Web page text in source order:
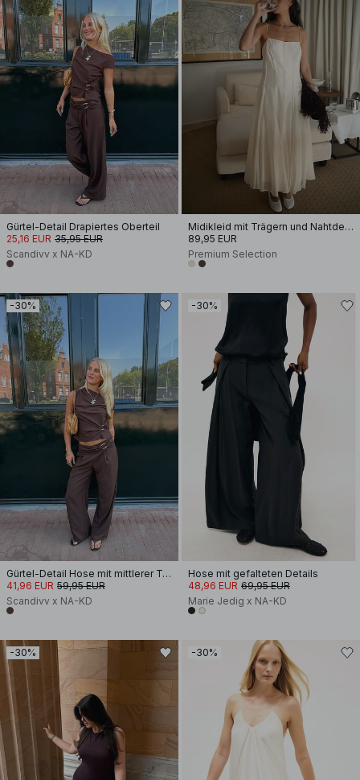
Gürtel-Detail Drapiertes Oberteil
25,16 EUR 35,95 EUR
Scandivv x NA-KD
Midikleid mit Trägern und Nahtdetail
89,95 EUR
Premium Selection
-30%
Gürtel-Detail Hose mit mittlerer Taille
41,96 EUR 59,95 EUR
Scandivv x NA-KD
-30%
Hose mit gefalteten Details
48,96 EUR 69,95 EUR
Marie Jedig x NA-KD
-30% -30%